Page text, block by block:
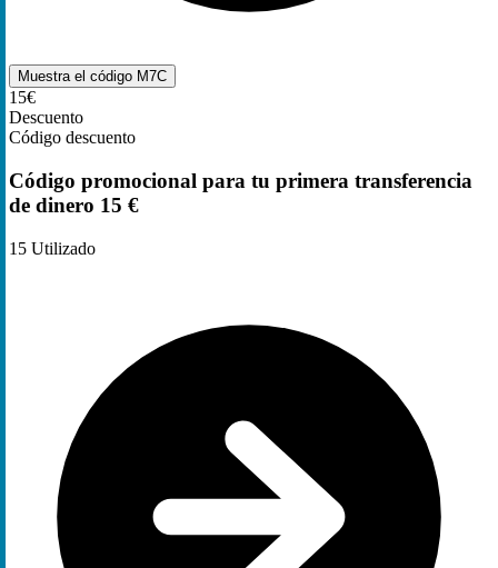
Muestra el código M7C
15€
Descuento
Código descuento
Código promocional para tu primera transferencia
de dinero 15 €
15 Utilizado